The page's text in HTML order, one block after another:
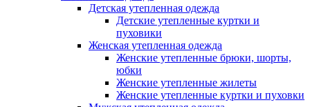
Детская утепленная одежда
Детские утепленные куртки и
пуховики
Женская утепленная одежда
Женские утепленные брюки, шорты,
юбки
Женские утепленные жилеты
Женские утепленные куртки и пуховки